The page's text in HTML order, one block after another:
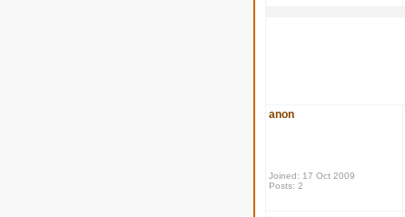
anon
Joined: 17 Oct 2009
Posts: 2